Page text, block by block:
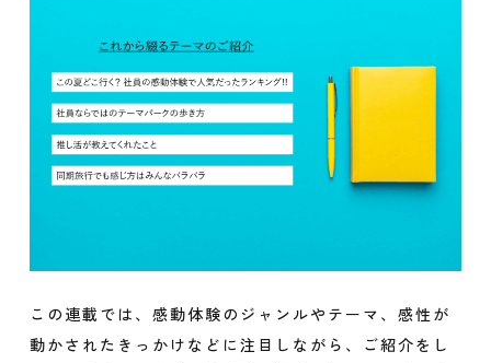
この連載では、感動体験のジャンルやテーマ、感性が
動かされたきっかけなどに注目しながら、ご紹介をし